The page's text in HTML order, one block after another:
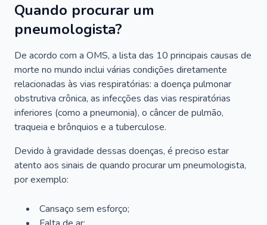
Quando procurar um
pneumologista?
De acordo com a OMS, a lista das 10 principais causas de
morte no mundo inclui várias condições diretamente
relacionadas às vias respiratórias: a doença pulmonar
obstrutiva crônica, as infecções das vias respiratórias
inferiores (como a pneumonia), o câncer de pulmão,
traqueia e brônquios e a tuberculose.
Devido à gravidade dessas doenças, é preciso estar
atento aos sinais de quando procurar um pneumologista,
por exemplo:
Cansaço sem esforço;